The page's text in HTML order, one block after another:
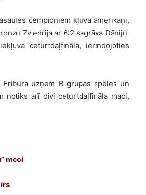
čempioniem kļuva amerikāņi,
Zviedrija ar 6:2 sagrāva Dāniju.
ceturtdaļfinālā, ierindojoties
uzņem B grupas spēles un
notiks arī divi ceturtdaļfināla mači,
moci